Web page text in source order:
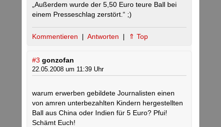
„Außerdem wurde der 5,50 Euro teure Ball bei
einem Presseschlag zerstört.“ ;)
Kommentieren | Antworten | ⇑ Top
#3 gonzofan
22.05.2008 um 11:39 Uhr
warum erwerben gebildete Journalisten einen
von amren unterbezahlten Kindern hergestellten
Ball aus China oder Indien für 5 Euro? Pfui!
Schämt Euch!